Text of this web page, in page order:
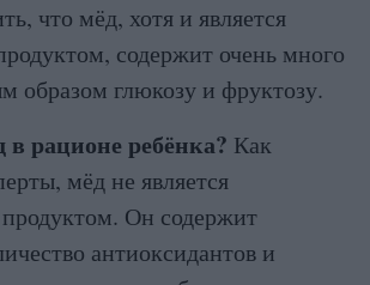
что мёд, хотя и является
содержит очень много
образом глюкозу и фруктозу.
рационе ребёнка? Как
мёд не является
Он содержит
антиоксидантов и